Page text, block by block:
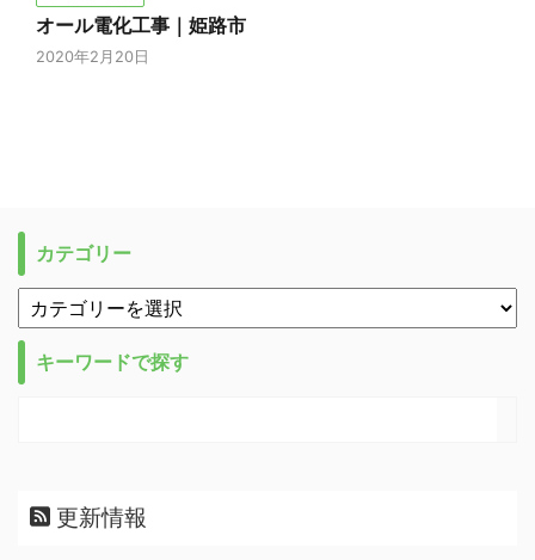
オール電化工事｜姫路市
2020年2月20日
カテゴリー
キーワードで探す
更新情報